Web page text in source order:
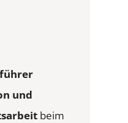
und
beim